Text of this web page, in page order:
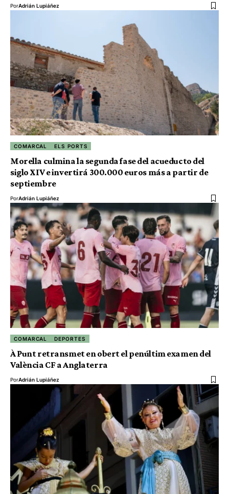
PorAdrián Lupiáñez
COMARCAL ELS PORTS
Morella culmina la segunda fase del acueducto del
siglo XIV e invertirá 300.000 euros más a partir de
septiembre
PorAdrián Lupiáñez
COMARCAL DEPORTES
À Punt retransmet en obert el penúltim examen del
València CF a Anglaterra
PorAdrián Lupiáñez